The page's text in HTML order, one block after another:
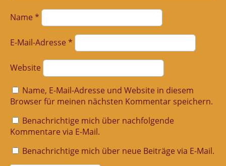
Name *
E-Mail-Adresse *
Website
Name, E-Mail-Adresse und Website in diesem
Browser für meinen nächsten Kommentar speichern.
Benachrichtige mich über nachfolgende
Kommentare via E-Mail.
Benachrichtige mich über neue Beiträge via E-Mail.